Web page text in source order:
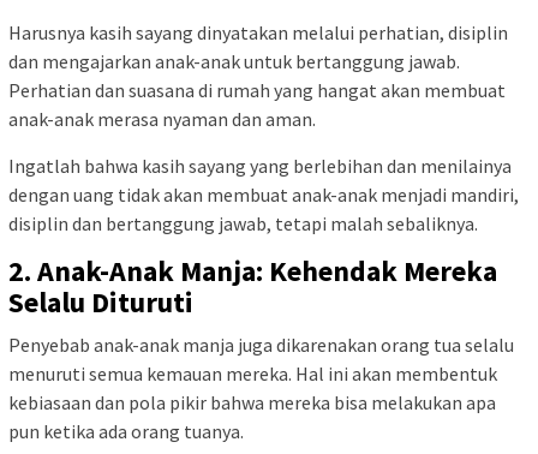
Harusnya kasih sayang dinyatakan melalui perhatian, disiplin
dan mengajarkan anak-anak untuk bertanggung jawab.
Perhatian dan suasana di rumah yang hangat akan membuat
anak-anak merasa nyaman dan aman.
Ingatlah bahwa kasih sayang yang berlebihan dan menilainya
dengan uang tidak akan membuat anak-anak menjadi mandiri,
disiplin dan bertanggung jawab, tetapi malah sebaliknya.
2. Anak-Anak Manja: Kehendak Mereka
Selalu Dituruti
Penyebab anak-anak manja juga dikarenakan orang tua selalu
menuruti semua kemauan mereka. Hal ini akan membentuk
kebiasaan dan pola pikir bahwa mereka bisa melakukan apa
pun ketika ada orang tuanya.